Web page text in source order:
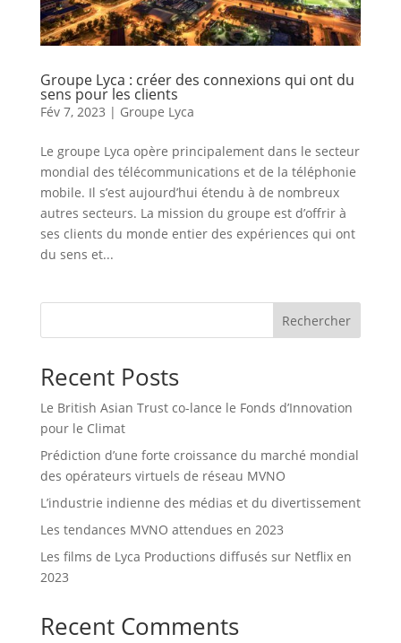
Groupe Lyca : créer des connexions qui ont du
sens pour les clients
Fév 7, 2023 | Groupe Lyca
Le groupe Lyca opère principalement dans le secteur
mondial des télécommunications et de la téléphonie
mobile. Il s’est aujourd’hui étendu à de nombreux
autres secteurs. La mission du groupe est d’offrir à
ses clients du monde entier des expériences qui ont
du sens et...
Rechercher
Recent Posts
Le British Asian Trust co-lance le Fonds d’Innovation
pour le Climat
Prédiction d’une forte croissance du marché mondial
des opérateurs virtuels de réseau MVNO
L’industrie indienne des médias et du divertissement
Les tendances MVNO attendues en 2023
Les films de Lyca Productions diffusés sur Netflix en
2023
Recent Comments